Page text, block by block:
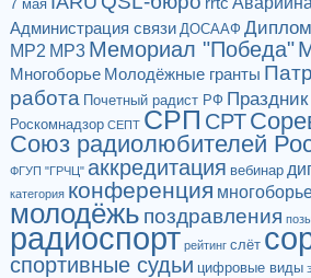
7 мая
Администрация связи ДОСААФ
МР2 МР3 Мемориал "Победа"
Многоборье Молодёжные гранты
работа Почетный радист РФ Праздник
Роскомнадзор СЕПТ СРП СРТ
Союз радиолюбителей
ФГУП "ГРЧЦ" аккредитация вебинар
категория конференция
молодёжь поздравления
радиоспорт рейтинг слёт
спортивные судьи цифровые виды